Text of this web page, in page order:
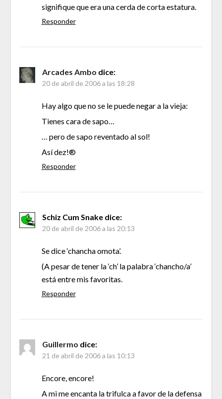
signifique que era una cerda de corta estatura.
Responder
Arcades Ambo dice:
20 de abril de 2006 a las 18:28
Hay algo que no se le puede negar a la vieja:
Tienes cara de sapo…
… pero de sapo reventado al sol!
Así dez!®
Responder
Schiz Cum Snake dice:
20 de abril de 2006 a las 20:13
Se dice ‘chancha omota’.
(A pesar de tener la ‘ch’ la palabra ‘chancho/a’
está entre mis favoritas.
Responder
Guillermo dice:
21 de abril de 2006 a las 10:13
Encore, encore!
A mi me encanta la trifulca a favor de la defensa